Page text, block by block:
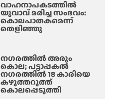
വാഹനാപകടത്തിൽ
യുവാവ് മരിച്ച സംഭവം:
കൊലപാതകമെന്ന്
തെളിഞ്ഞു
നഗരത്തിൽ അരും
കൊല; പട്ടാപ്പകൽ
നഗരത്തിൽ 18 കാരിയെ
കഴുത്തറുത്ത്
കൊലപ്പെടുത്തി